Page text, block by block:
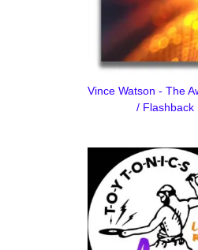
Vince Watson - The
/ Flashback